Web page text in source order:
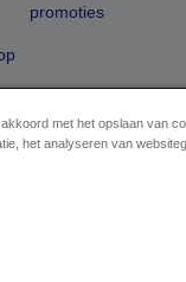
promoties
met het opslaan van
het analyseren van